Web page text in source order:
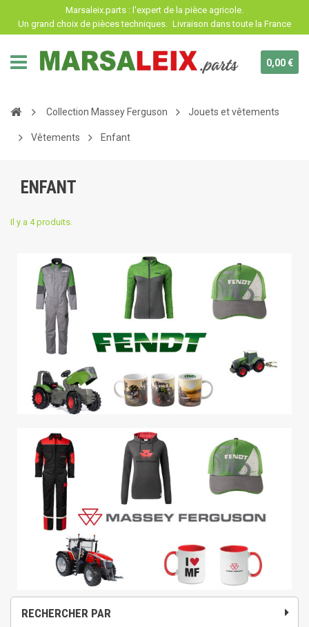
Marsaleix.parts : l'expert de la pièce agricole.
Un grand choix de pièces techniques. Livraison dans toute la France
0,00 €
Collection Massey Ferguson Jouets et vêtements
Vêtements Enfant
ENFANT
Il y a 4 produits.
RECHERCHER PAR
Panneau de gestion des cookies